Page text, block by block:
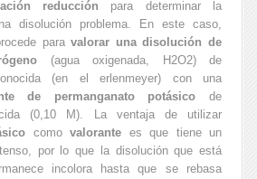
reducción para determinar la
disolución problema. En este caso,
paravalorar una disolución de
(agua oxigenada, H2O2) de
(en el erlenmeyer) con una
de permanganato potásico de
(0,10 M). La ventaja de utilizar
comovalorante es que tiene un
por lo que la disolución que está
incolora hasta que se rebasa